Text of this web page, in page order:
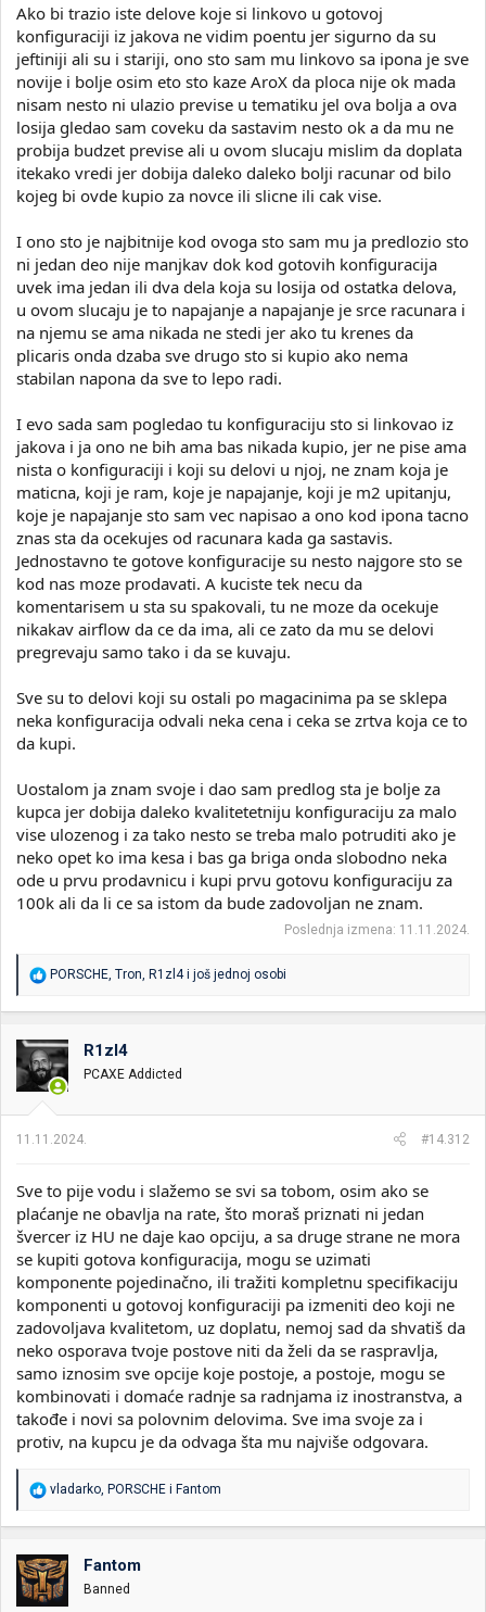
Ako bi trazio iste delove koje si linkovo u gotovoj
konfiguraciji iz jakova ne vidim poentu jer sigurno da su
jeftiniji ali su i stariji, ono sto sam mu linkovo sa ipona je sve
novije i bolje osim eto sto kaze AroX da ploca nije ok mada
nisam nesto ni ulazio previse u tematiku jel ova bolja a ova
losija gledao sam coveku da sastavim nesto ok a da mu ne
probija budzet previse ali u ovom slucaju mislim da doplata
itekako vredi jer dobija daleko daleko bolji racunar od bilo
kojeg bi ovde kupio za novce ili slicne ili cak vise.
I ono sto je najbitnije kod ovoga sto sam mu ja predlozio sto
ni jedan deo nije manjkav dok kod gotovih konfiguracija
uvek ima jedan ili dva dela koja su losija od ostatka delova,
u ovom slucaju je to napajanje a napajanje je srce racunara i
na njemu se ama nikada ne stedi jer ako tu krenes da
plicaris onda dzaba sve drugo sto si kupio ako nema
stabilan napona da sve to lepo radi.
I evo sada sam pogledao tu konfiguraciju sto si linkovao iz
jakova i ja ono ne bih ama bas nikada kupio, jer ne pise ama
nista o konfiguraciji i koji su delovi u njoj, ne znam koja je
maticna, koji je ram, koje je napajanje, koji je m2 upitanju,
koje je napajanje sto sam vec napisao a ono kod ipona tacno
znas sta da ocekujes od racunara kada ga sastavis.
Jednostavno te gotove konfiguracije su nesto najgore sto se
kod nas moze prodavati. A kuciste tek necu da
komentarisem u sta su spakovali, tu ne moze da ocekuje
nikakav airflow da ce da ima, ali ce zato da mu se delovi
pregrevaju samo tako i da se kuvaju.
Sve su to delovi koji su ostali po magacinima pa se sklepa
neka konfiguracija odvali neka cena i ceka se zrtva koja ce to
da kupi.
Uostalom ja znam svoje i dao sam predlog sta je bolje za
kupca jer dobija daleko kvalitetetniju konfiguraciju za malo
vise ulozenog i za tako nesto se treba malo potruditi ako je
neko opet ko ima kesa i bas ga briga onda slobodno neka
ode u prvu prodavnicu i kupi prvu gotovu konfiguraciju za
100k ali da li ce sa istom da bude zadovoljan ne znam.
Poslednja izmena: 11.11.2024.
R
o
v
a
n
:
PORSCHE Tron R1zl4i još jednoj osobi
R1zl4
PCAXE Addicted
11.11.2024. #14.312
Sve to pije vodu i slažemo se svi sa tobom, osim ako se
plaćanje ne obavlja na rate, što moraš priznati ni jedan
švercer iz HU ne daje kao opciju, a sa druge strane ne mora
se kupiti gotova konfiguracija, mogu se uzimati
komponente pojedinačno, ili tražiti kompletnu specifikaciju
komponenti u gotovoj konfiguraciji pa izmeniti deo koji ne
zadovoljava kvalitetom, uz doplatu, nemoj sad da shvatiš da
neko osporava tvoje postove niti da želi da se raspravlja,
samo iznosim sve opcije koje postoje, a postoje, mogu se
kombinovati i domaće radnje sa radnjama iz inostranstva, a
takođe i novi sa polovnim delovima. Sve ima svoje za i
protiv, na kupcu je da odvaga šta mu najviše odgovara.
R
a
o
v
a
vladarko, PORSCHE i Fantom
Fantom
Banned